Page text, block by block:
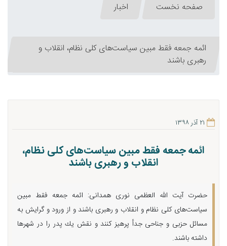
صفحه نخست اخبار
ائمه جمعه فقط مبین سیاست‌های كلی نظام، انقلاب و
رهبری باشند
۲۱ آذر ۱۳۹۸
ائمه جمعه فقط مبین سیاست‌های كلی نظام،
انقلاب و رهبری باشند
حضرت آیت الله العظمی نوری همدانی: ائمه جمعه فقط مبین
سیاست‌های كلی نظام و انقلاب و رهبری باشند و از ورود و گرایش به
مسائل حزبی و جناحی جدأ پرهیز كنند و نقش یك پدر را در شهرها
داشته باشند.